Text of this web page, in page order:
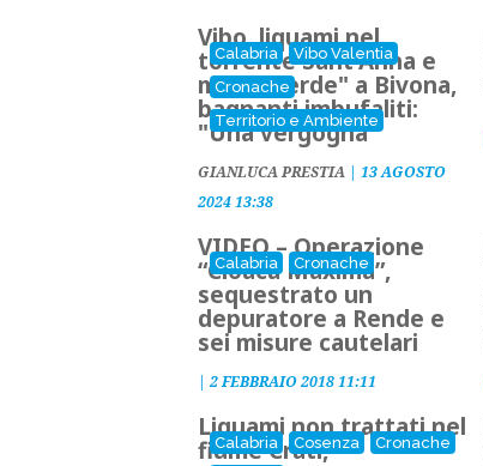
Calabria
Vibo Valentia
Cronache
Territorio e Ambiente
Vibo, liquami nel
torrente Sant'Anna e
mare "verde" a Bivona,
bagnanti imbufaliti:
"Una vergogna"
GIANLUCA PRESTIA | 13 AGOSTO
2024 13:38
Calabria Cronache
VIDEO – Operazione
“Cloaca Maxima”,
sequestrato un
depuratore a Rende e
sei misure cautelari
| 2 FEBBRAIO 2018 11:11
Calabria Cosenza
Cronache
Liquami non trattati nel
fiume Crati,